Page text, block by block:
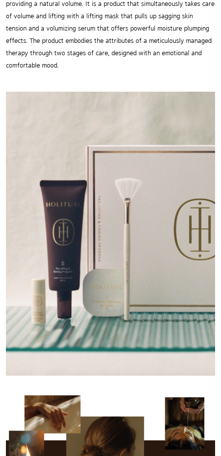
providing a natural volume. It is a product that simultaneously takes care
of volume and lifting with a lifting mask that pulls up sagging skin
tension and a volumizing serum that offers powerful moisture plumping
effects. The product embodies the attributes of a meticulously managed
therapy through two stages of care, designed with an emotional and
comfortable mood.